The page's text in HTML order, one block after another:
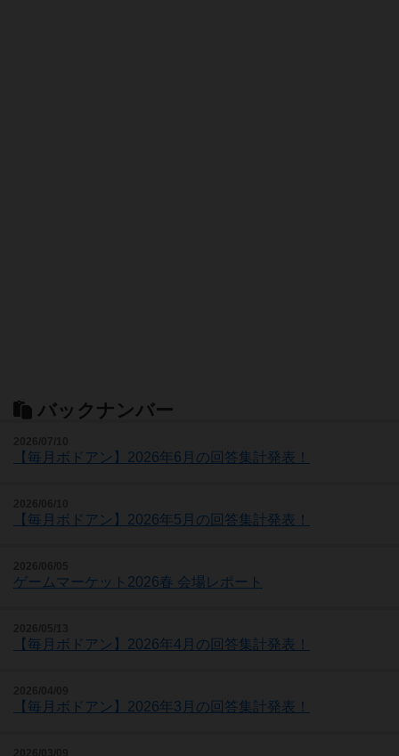
バックナンバー
【毎月ボドアン】2026年6月の回答集計発表！
【毎月ボドアン】2026年5月の回答集計発表！
ゲームマーケット2026春 会場レポート
【毎月ボドアン】2026年4月の回答集計発表！
【毎月ボドアン】2026年3月の回答集計発表！